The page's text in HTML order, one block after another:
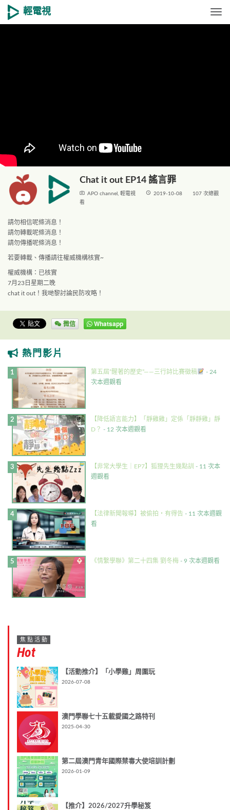
輕電視
Chat it out EP14 謠言罪
live_tv APO channel , 輕電視 access_time 2019-10-08
107 次總觀
看
請勿相信呢條消息！
請勿轉載呢條消息！
請勿傳播呢條消息！
若要轉載、傳播請往權威機構核實~
權威機構：已核實
7月23日星期二晚
chat it out！我哋黎討論民防攻略！
微信 Whatsapp
熱門影片
第五屆”醒著的歷史”——三行詩比賽徵稿
- 24
次本週觀看
【降低語言能力】「靜雞雞」定係「靜靜雞」靜
D？ - 12 次本週觀看
【非常大學生｜EP7】狐狸先生幾點訓 - 11 次本
週觀看
【法律新聞報導】被偷拍・有得告 - 11 次本週觀
看
《情繫學聯》第二十四集 劉冬梅 - 9 次本週觀看
焦點活動
Hot
【活動推介】「小學雞」周圍玩
2026-07-08
澳門學聯七十五載愛國之路特刊
2025-04-30
第二屆澳門青年國際禁毒大使培訓計劃
2026-01-09
【推介】2026/2027升學秘笈